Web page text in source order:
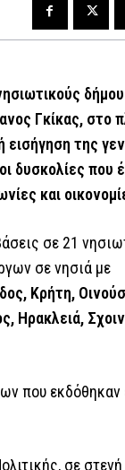
Γκίκας, στο
εισήγηση της
δυσκολίες που
και
σε 21
σε νησιά με
Κρήτη,
Ηρακλειά,
που εκδόθηκαν
σε στενή